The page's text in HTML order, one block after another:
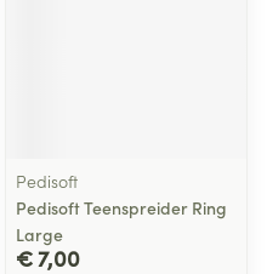
Pedisoft
Pedisoft Teenspreider Ring
Large
€ 7,00